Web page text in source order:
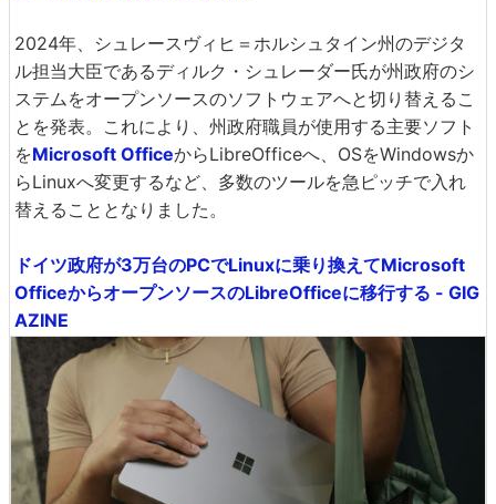
2024年、シュレースヴィヒ＝ホルシュタイン州のデジタ
ル担当大臣であるディルク・シュレーダー氏が州政府のシ
ステムをオープンソースのソフトウェアへと切り替えるこ
とを発表。これにより、州政府職員が使用する主要ソフト
をMicrosoft OfficeからLibreOfficeへ、OSをWindowsか
らLinuxへ変更するなど、多数のツールを急ピッチで入れ
替えることとなりました。
ドイツ政府が3万台のPCでLinuxに乗り換えてMicrosoft
OfficeからオープンソースのLibreOfficeに移行する - GIG
AZINE